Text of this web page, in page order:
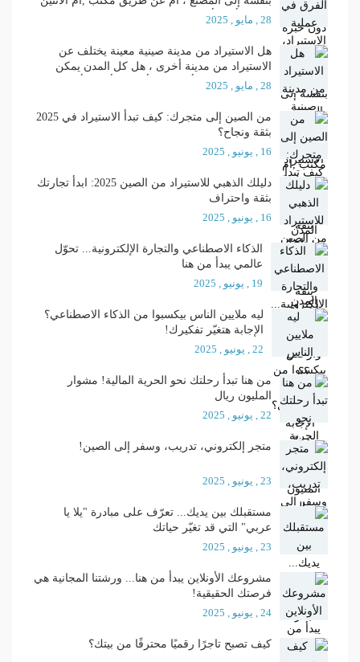
معا ؟ وأيهما أفضل ؟
28 , مايو , 2025
هل الاستيراد من مدينة صينية معينة يختلف عن
الاستيراد من مدينة أخرى ، هل كل المدن يمكن
الاستيراد منها ، وأي المدن أفضل وأجود وأرخص ؟؟
28 , مايو , 2025
من الصين إلى متجرك: كيف تبدأ الاستيراد في 2025
بثقة ونجاح؟
16 , يونيو , 2025
دليلك الذهبي للاستيراد من الصين 2025: ابدأ تجارتك
بثقة واحتراف
16 , يونيو , 2025
الذكاء الاصطناعي والتجارة الإلكترونية... تحوّل
عالمي يبدأ من هنا
19 , يونيو , 2025
ليه ملايين الناس بيكسبوا من الذكاء الاصطناعي؟
الإجابة هتغيّر تفكيرك!
22 , يونيو , 2025
من هنا تبدأ رحلتك نحو الحرية المالية! مشوار
المليون ريال
22 , يونيو , 2025
متجر إلكتروني، تدريب، وسفر إلى الصين!
23 , يونيو , 2025
مستقبلك بين يديك... تعرّف على مبادرة "يلا يا
عربي" التي قد تغيّر حياتك
23 , يونيو , 2025
مشروعك الأونلاين يبدأ من هنا... ورشتنا المجانية هي
فرصتك الحقيقية!
24 , يونيو , 2025
كيف تصبح تاجرًا رقميًا محترفًا من بيتك؟